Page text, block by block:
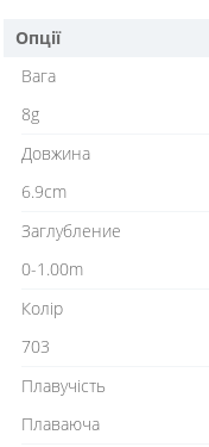
Опції
Вага
8g
Довжина
6.9cm
Заглубление
0-1.00m
Колір
703
Плавучість
Плаваюча